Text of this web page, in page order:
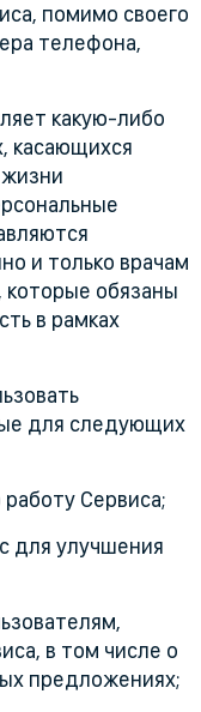
помимо своего
телефона,
какую-либо
касающихся
и только врачам
обязаны
в рамках
для следующих
работу Сервиса;
для улучшения
в том числе о
предложениях;